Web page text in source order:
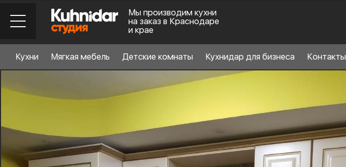
Мы производим кухни
на заказ в Краснодаре
и крае
Стиль кухни 6
Кухни Мягкая мебель Детские комнаты Кухнидар для бизнеса Контакты